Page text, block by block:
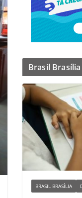
Brasil Brasília
BRASIL BRASÍLIA